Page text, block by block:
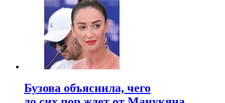
Бузова объяснила, чего